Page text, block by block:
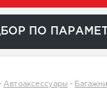
ПО
Автоаксессуары -